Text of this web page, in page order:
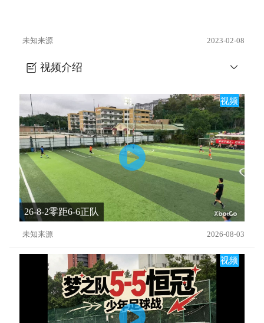
未知来源 2023-02-08
视频介绍
视频
26-8-2零距6-6正队
未知来源 2026-08-03
视频